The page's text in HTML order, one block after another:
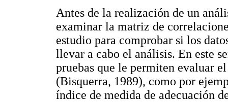
Antes de la realización de un
examinar la matriz de
estudio para comprobar si los
llevar a cabo el análisis. En este
pruebas que le permiten evaluar
(Bisquerra, 1989), como por
índice de medida de adecuación